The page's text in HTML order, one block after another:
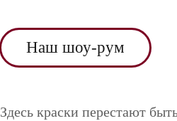
Наш шоу-рум
Здесь краски перестают